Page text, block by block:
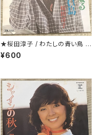
★桜田淳子 / わたしの青い鳥 カ
ップリング盤
¥600